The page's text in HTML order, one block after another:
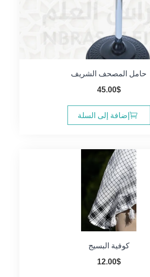
حامل المصحف الشريف
45.00$
إضافة إلى السلة
كوفية البسيج
12.00$